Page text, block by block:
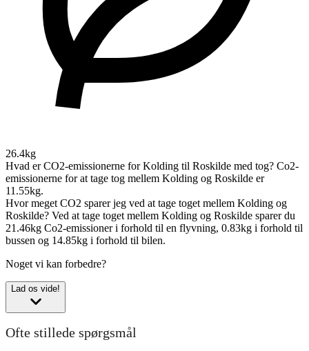
26.4kg
Hvad er CO2-emissionerne for Kolding til Roskilde med tog? Co2-
emissionerne for at tage tog mellem Kolding og Roskilde er
11.55kg.
Hvor meget CO2 sparer jeg ved at tage toget mellem Kolding og
Roskilde? Ved at tage toget mellem Kolding og Roskilde sparer du
21.46kg Co2-emissioner i forhold til en flyvning, 0.83kg i forhold til
bussen og 14.85kg i forhold til bilen.
Noget vi kan forbedre?
Lad os vide!
Ofte stillede spørgsmål